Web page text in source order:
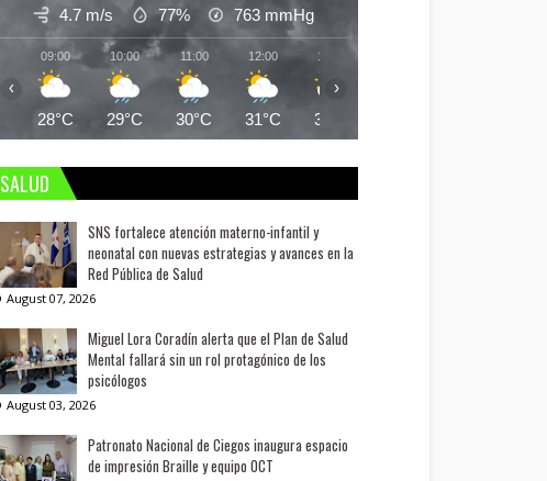
4.7 m/s 77% 763 mmHg
09:00
28°C
10:00
29°C
11:00
30°C
12:00
31°C
13:00
30°C
‹ ›
SALUD
SNS fortalece atención materno-infantil y
neonatal con nuevas estrategias y avances en la
Red Pública de Salud
August 07, 2026
Miguel Lora Coradín alerta que el Plan de Salud
Mental fallará sin un rol protagónico de los
psicólogos
August 03, 2026
Patronato Nacional de Ciegos inaugura espacio
de impresión Braille y equipo OCT